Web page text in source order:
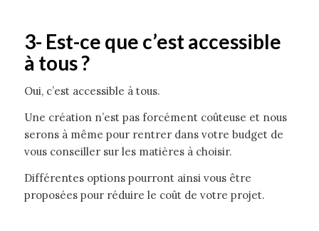
3- Est-ce que c’est accessible
à tous ?
Oui, c’est accessible à tous.
Une création n’est pas forcément coûteuse et nous
serons à même pour rentrer dans votre budget de
vous conseiller sur les matières à choisir.
Différentes options pourront ainsi vous être
proposées pour réduire le coût de votre projet.